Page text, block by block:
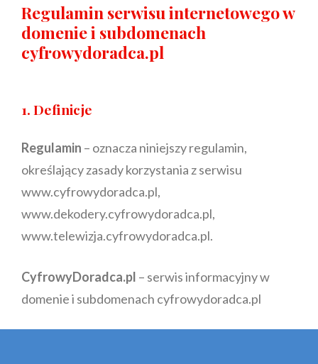
Regulamin serwisu internetowego w
domenie i subdomenach
cyfrowydoradca.pl
1. Definicje
Regulamin – oznacza niniejszy regulamin,
określający zasady korzystania z serwisu
www.cyfrowydoradca.pl,
www.dekodery.cyfrowydoradca.pl,
www.telewizja.cyfrowydoradca.pl.
CyfrowyDoradca.pl – serwis informacyjny w
domenie i subdomenach cyfrowydoradca.pl